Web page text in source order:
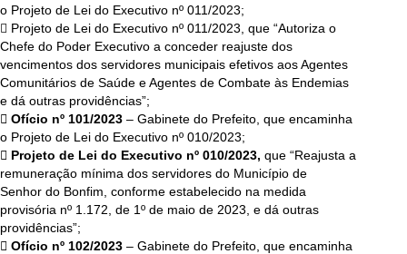
o Projeto de Lei do Executivo nº 011/2023;
 Projeto de Lei do Executivo nº 011/2023, que “Autoriza o
Chefe do Poder Executivo a conceder reajuste dos
vencimentos dos servidores municipais efetivos aos Agentes
Comunitários de Saúde e Agentes de Combate às Endemias
e dá outras providências”;
 Ofício nº 101/2023 – Gabinete do Prefeito, que encaminha
o Projeto de Lei do Executivo nº 010/2023;
 Projeto de Lei do Executivo nº 010/2023, que “Reajusta a
remuneração mínima dos servidores do Município de
Senhor do Bonfim, conforme estabelecido na medida
provisória nº 1.172, de 1º de maio de 2023, e dá outras
providências”;
 Ofício nº 102/2023 – Gabinete do Prefeito, que encaminha